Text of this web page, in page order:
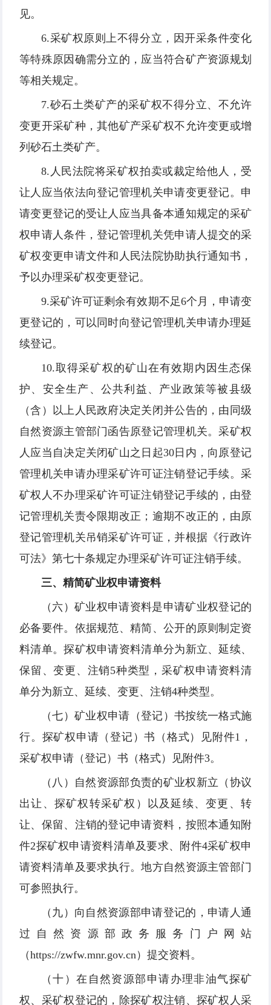
见。
6.采矿权原则上不得分立，因开采条件变化
等特殊原因确需分立的，应当符合矿产资源规划
等相关规定。
7.砂石土类矿产的采矿权不得分立、不允许
变更开采矿种，其他矿产采矿权不允许变更或增
列砂石土类矿产。
8.人民法院将采矿权拍卖或裁定给他人，受
让人应当依法向登记管理机关申请变更登记。申
请变更登记的受让人应当具备本通知规定的采矿
权申请人条件，登记管理机关凭申请人提交的采
矿权变更申请文件和人民法院协助执行通知书，
予以办理采矿权变更登记。
9.采矿许可证剩余有效期不足6个月，申请变
更登记的，可以同时向登记管理机关申请办理延
续登记。
10.取得采矿权的矿山在有效期内因生态保
护、安全生产、公共利益、产业政策等被县级
（含）以上人民政府决定关闭并公告的，由同级
自然资源主管部门函告原登记管理机关。采矿权
人应当自决定关闭矿山之日起30日内，向原登记
管理机关申请办理采矿许可证注销登记手续。采
矿权人不办理采矿许可证注销登记手续的，由登
记管理机关责令限期改正；逾期不改正的，由原
登记管理机关吊销采矿许可证，并根据《行政许
可法》第七十条规定办理采矿许可证注销手续。
三、精简矿业权申请资料
（六）矿业权申请资料是申请矿业权登记的
必备要件。依据规范、精简、公开的原则制定资
料清单。探矿权申请资料清单分为新立、延续、
保留、变更、注销5种类型，采矿权申请资料清
单分为新立、延续、变更、注销4种类型。
（七）矿业权申请（登记）书按统一格式施
行。探矿权申请（登记）书（格式）见附件1，
采矿权申请（登记）书（格式）见附件3。
（八）自然资源部负责的矿业权新立（协议
出让、探矿权转采矿权）以及延续、变更、转
让、保留、注销的登记申请资料，按照本通知附
件2探矿权申请资料清单及要求、附件4采矿权申
请资料清单及要求执行。地方自然资源主管部门
可参照执行。
（九）向自然资源部申请登记的，申请人通
过自然资源部政务服务门户网站
（https://zwfw.mnr.gov.cn）提交资料。
（十）在自然资源部申请办理非油气探矿
权、采矿权登记的，除探矿权注销、探矿权人采